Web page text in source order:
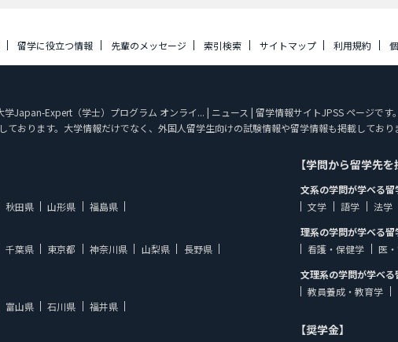
留学に役立つ情報 先輩のメッセージ 索引検索 サイトマップ 利用規約
Japan-Expert（学士）プログラム オンライ... | ニュース | 留学情報サイトJPSS ページです
ております。大学情報だけでなく、外国人留学生向けの試験情報や留学情報も掲載してお
秋田県 山形県
福島県
千葉県 東京都 神奈川県 山梨県
長野県
富山県 石川県
福井県
【学問から留学先
文系の学問が学べる留
文学
語学
法学
理系の学問が学べる留
看護・保健学
医
文理系の学問が学べ
教員養成・教育学
【奨学金】